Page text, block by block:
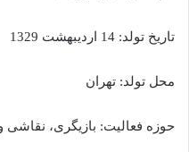
تاریخ تولد: 14 اردیبهشت 1329
محل تولد: تهران
حوزه فعالیت: بازیگری،